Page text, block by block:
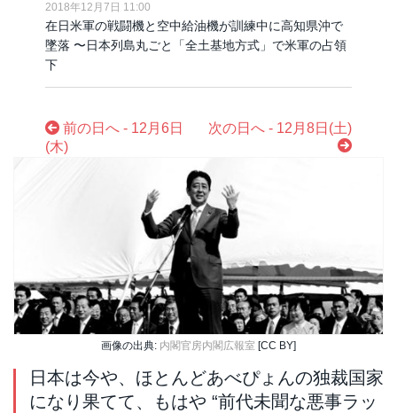
2018年12月7日 11:00
在日米軍の戦闘機と空中給油機が訓練中に高知県沖で
墜落 〜日本列島丸ごと「全土基地方式」で米軍の占領
下
前の日へ - 12月6日
(木)
次の日へ - 12月8日(土)
画像の出典: 内閣官房内閣広報室 [CC BY]
日本は今や、ほとんどあべぴょんの独裁国家
になり果てて、もはや “前代未聞な悪事ラッ